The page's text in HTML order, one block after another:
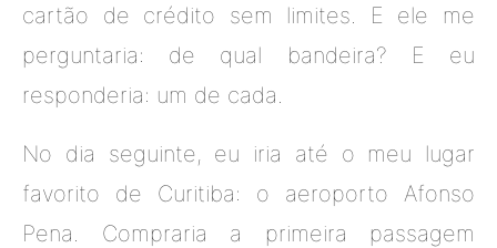
cartão de crédito sem limites. E ele me
perguntaria: de qual bandeira? E eu
responderia: um de cada.
No dia seguinte, eu iria até o meu lugar
favorito de Curitiba: o aeroporto Afonso
Pena. Compraria a primeira passagem